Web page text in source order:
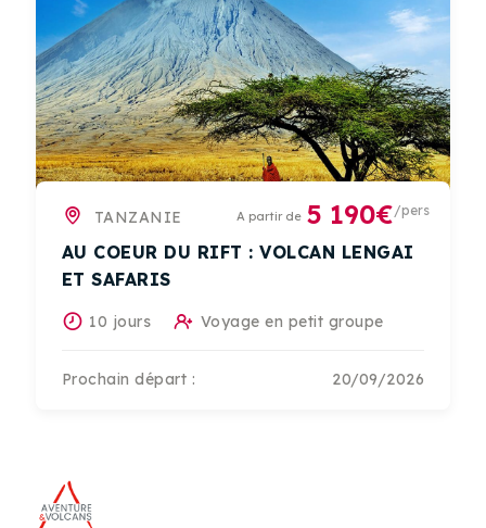
TANZANIE A partir de 5 190€/pers
AU COEUR DU RIFT : VOLCAN LENGAI
ET SAFARIS
10 jours Voyage en petit groupe
Prochain départ : 20/09/2026